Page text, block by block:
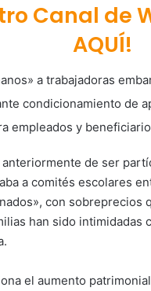
Canal de
AQUÍ!
a trabajadoras
condicionamiento de
empleados y
anteriormente de ser
a comités escolares
con sobreprecios
han sido
el aumento